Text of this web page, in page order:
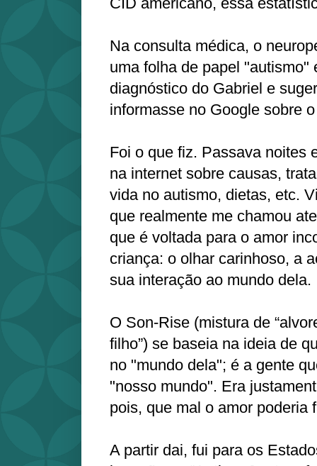
Na consulta médica, o
uma folha de papel "autismo"
diagnóstico do Gabriel e
informasse no Google sobre
Foi o que fiz. Passava noites
na internet sobre causas,
vida no autismo, dietas, etc.
que realmente me chamou
que é voltada para o amor
criança: o olhar carinhoso, a
sua interação ao mundo dela.
O Son-Rise (mistura de
filho”) se baseia na ideia de
no "mundo dela"; é a gente
"nosso mundo". Era
pois, que mal o amor poderia
A partir dai, fui para os